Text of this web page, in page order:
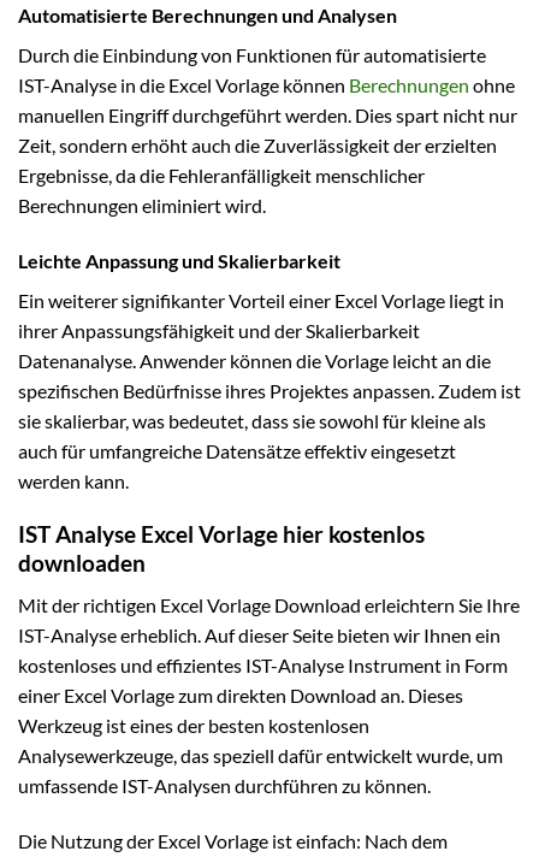
Automatisierte Berechnungen und Analysen
Durch die Einbindung von Funktionen für automatisierte
IST-Analyse in die Excel Vorlage können Berechnungen ohne
manuellen Eingriff durchgeführt werden. Dies spart nicht nur
Zeit, sondern erhöht auch die Zuverlässigkeit der erzielten
Ergebnisse, da die Fehleranfälligkeit menschlicher
Berechnungen eliminiert wird.
Leichte Anpassung und Skalierbarkeit
Ein weiterer signifikanter Vorteil einer Excel Vorlage liegt in
ihrer Anpassungsfähigkeit und der Skalierbarkeit
Datenanalyse. Anwender können die Vorlage leicht an die
spezifischen Bedürfnisse ihres Projektes anpassen. Zudem ist
sie skalierbar, was bedeutet, dass sie sowohl für kleine als
auch für umfangreiche Datensätze effektiv eingesetzt
werden kann.
IST Analyse Excel Vorlage hier kostenlos
downloaden
Mit der richtigen Excel Vorlage Download erleichtern Sie Ihre
IST-Analyse erheblich. Auf dieser Seite bieten wir Ihnen ein
kostenloses und effizientes IST-Analyse Instrument in Form
einer Excel Vorlage zum direkten Download an. Dieses
Werkzeug ist eines der besten kostenlosen
Analysewerkzeuge, das speziell dafür entwickelt wurde, um
umfassende IST-Analysen durchführen zu können.
Die Nutzung der Excel Vorlage ist einfach: Nach dem